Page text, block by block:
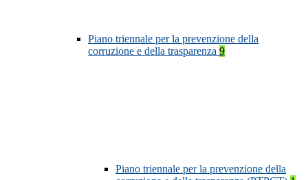
Piano triennale per la prevenzione della
corruzione e della trasparenza 9
Piano triennale per la prevenzione della